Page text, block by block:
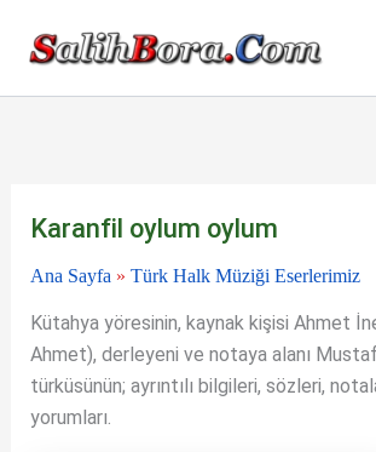
Karanfil oylum oylum
Ana Sayfa » Türk Halk Müziği Eserlerimiz
Kütahya yöresinin, kaynak kişisi Ahmet
Ahmet), derleyeni ve notaya alanı
türküsünün; ayrıntılı bilgileri, sözleri,
yorumları.